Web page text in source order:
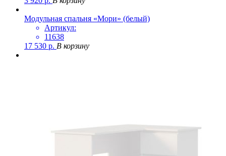
Модульная спальня «Мори» (белый)
Артикул:
11638
17 530 р. В корзину